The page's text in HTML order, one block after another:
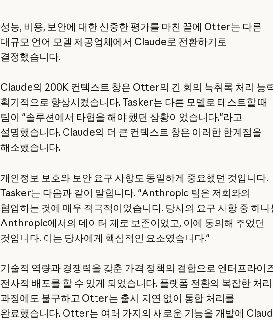
성능, 비용, 보안에 대한 신중한 평가를 마친 끝에 Otter는 다른
대규모 언어 모델 제공업체에서 Claude로 전환하기로
결정했습니다.
Claude의 200K 컨텍스트 창은 Otter의 긴 회의 녹취록 처리 능
획기적으로 향상시켰습니다. Tasker는 다른 모델로 테스트할 때
팀이 "솔루션에서 타협을 해야 했던 상황이었습니다."라고
설명했습니다. Claude의 더 큰 컨텍스트 창은 이러한 한계점을
해소했습니다.
개인정보 보호와 보안 요구 사항도 동일하게 중요했던 것입니다.
Tasker는 다음과 같이 말합니다. "Anthropic 팀은 저희와의
협업하는 것에 매우 적극적이었습니다. 당사의 요구 사항 중 하나
Anthropic에서의 데이터 제로 보존이었고, 이에 동의해 주었던
것입니다. 이는 당사에게 핵심적인 요소였습니다."
기술적 역량과 경쟁력을 갖춘 가격 정책의 결합으로 엔터프라이
전사적 배포를 할 수 있게 되었습니다. 플랫폼 전환의 복잡한 처리
과정에도 불구하고 Otter는 출시 지연 없이 통합 처리를
완료했습니다. Otter는 여러 가지의 새로운 기능을 개발에